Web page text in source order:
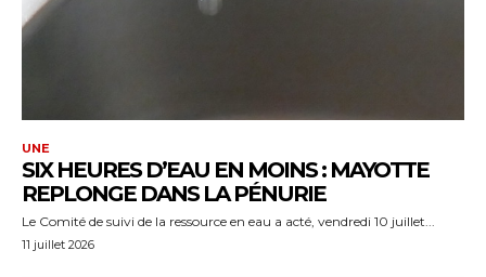
UNE
SIX HEURES D’EAU EN MOINS : MAYOTTE
REPLONGE DANS LA PÉNURIE
Le Comité de suivi de la ressource en eau a acté, vendredi 10 juillet...
11 juillet 2026